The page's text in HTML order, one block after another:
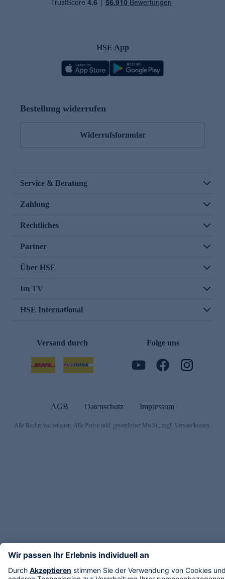
HSE App
Bestellung widerrufen
Widerrufsformular
Service & Beratung
Zahlung
Rechtliches
Partner
Über HSE
Im TV
HSE International
Versand durch Folge uns
AGB Datenschutz Impressum
Alle Rechte vorbehalten. Alle Preise inkl. gesetzlicher MwSt., zzgl. Versandkosten.